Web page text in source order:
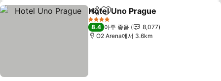
공유 즐겨찾기에 추가
Hotel Uno Prague
4 성급
8.4 아주 좋음
8,077
O2 Arena에서 3.6km